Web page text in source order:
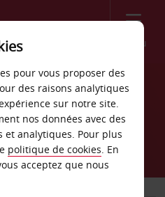
Menu
Jean
pour vous proposer des
des raisons analytiques
sur notre site.
nos données avec des
analytiques. Pour plus
politique de cookies. En
acceptez que nous